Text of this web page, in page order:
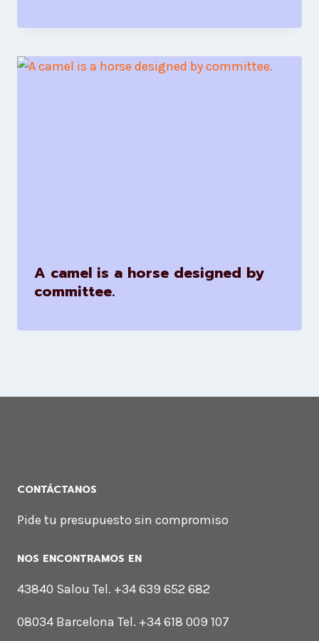
A camel is a horse designed by
committee.
CONTÁCTANOS
Pide tu presupuesto sin compromiso
NOS ENCONTRAMOS EN
43840 Salou Tel. +34 639 652 682
08034 Barcelona Tel. +34 618 009 107